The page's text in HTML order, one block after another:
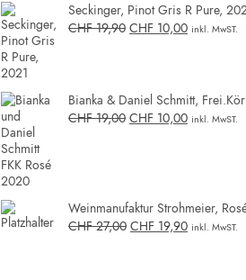
Seckinger, Pinot Gris R Pure,
CHF19,90 CHF 10,00 inkl. MwST.
Bianka & Daniel Schmitt,
CHF19,00 CHF 10,00 inkl. MwST.
Weinmanufaktur Strohmeier,
CHF27,00 CHF 19,90 inkl. MwST.